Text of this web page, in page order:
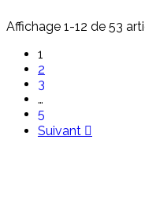
Affichage 1-12 de 53
1
2
3
…
5
Suivant 